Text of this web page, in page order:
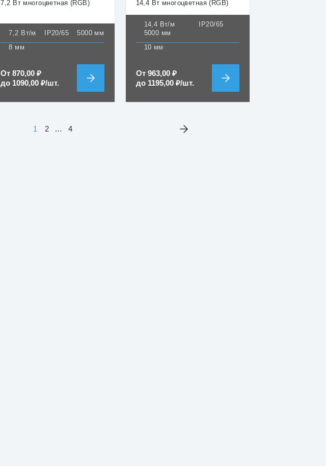
7,2 Вт многоцветная (RGB)
7,2 Вт/м IP20/65
5000 мм
8 мм
От870,00₽
до 1090,00₽/шт.
14,4 Вт многоцветная (RGB)
14,4 Вт/м
IP20/65
5000 мм
10 мм
От 963,00 ₽
до 1195,00 ₽/шт.
1 2 … 4